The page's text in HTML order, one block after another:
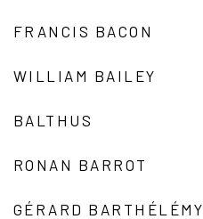
FRANCIS BACON
WILLIAM BAILEY
BALTHUS
RONAN BARROT
GÉRARD BARTHÉLÉMY